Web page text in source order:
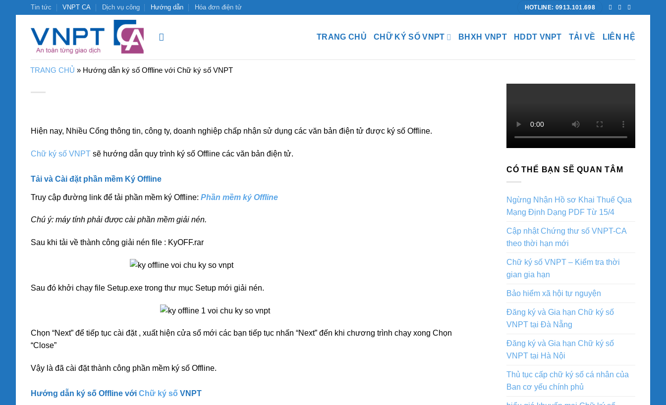
Tin tức VNPT CA Dịch vụ công Hướng dẫn Hóa đơn điện tử HOTLINE: 0913.101.698
TRANG CHỦ CHỮ KÝ SỐ VNPT BHXH VNPT HDDT VNPT TẢI VỀ LIÊN HỆ
TRANG CHỦ » Hướng dẫn ký số Offline với Chữ ký số VNPT
Hiện nay, Nhiều Cổng thông tin, công ty, doanh nghiệp chấp nhận sử dụng các văn bản điện tử được ký số Offline.
Chữ ký số VNPT sẽ hướng dẫn quy trình ký số Offline các văn bản điện tử.
Tải và Cài đặt phần mềm Ký Offline
Truy cập đường link để tải phần mềm ký Offline: Phần mềm ký Offline
Chú ý: máy tính phải được cài phần mềm giải nén.
Sau khi tải về thành công giải nén file : KyOFF.rar
Sau đó khởi chạy file Setup.exe trong thư mục Setup mới giải nén.
Chọn “Next” để tiếp tục cài đặt , xuất hiện cửa sổ mới các bạn tiếp tục nhấn “Next” đến khi chương trình chạy xong Chọn
“Close”
Vậy là đã cài đặt thành công phần mềm ký số Offline.
Hướng dẫn ký số Offline với Chữ ký số VNPT
CÓ THỂ BẠN SẼ QUAN TÂM
Ngừng Nhận Hồ sơ Khai Thuế Qua
Mạng Định Dạng PDF Từ 15/4
Cập nhật Chứng thư số VNPT-CA
theo thời hạn mới
Chữ ký số VNPT – Kiểm tra thời
gian gia hạn
Bảo hiểm xã hội tự nguyện
Đăng ký và Gia hạn Chữ ký số
VNPT tại Đà Nẵng
Đăng ký và Gia hạn Chữ ký số
VNPT tại Hà Nội
Thủ tục cấp chữ ký số cá nhân của
Ban cơ yếu chính phủ